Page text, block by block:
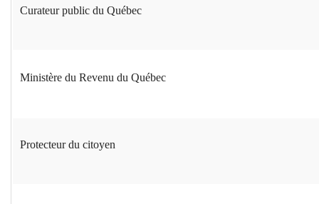
Curateur public du Québec
Ministère du Revenu du Québec
Protecteur du citoyen